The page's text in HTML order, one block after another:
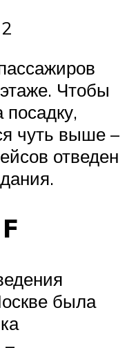
Чтобы
чуть выше –
отведен
была